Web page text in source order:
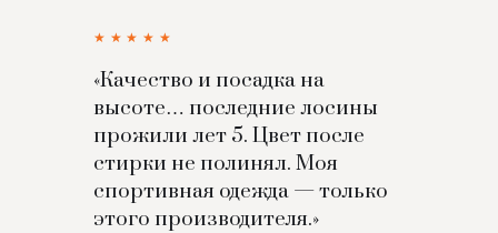
★★★★★
«Качество и посадка на
высоте… последние лосины
прожили лет 5. Цвет после
стирки не полинял. Моя
спортивная одежда — только
этого производителя.»